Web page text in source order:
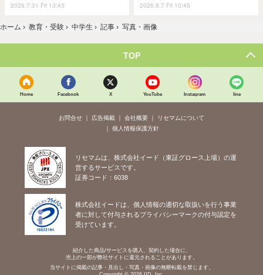
2026.7.31 Fri 13:45 2026.8.7 Fri 10:45
ホーム › 教育・受験 › 中学生 › 記事 › 写真・画像
TOP
Home Facebook X YouTube Instagram line
お問合せ 広告掲載 会社概要
リセマムについて
個人情報保護方針
リセマムは、株式会社イード（東証グロース上場）の運
営するサービスです。
証券コード：6038
株式会社イードは、個人情報の適切な取扱いを行う事業
者に対して付与されるプライバシーマークの付与認定を
受けています。
紹介した商品/サービスを購入、契約した場合に、
売上の一部が弊社サイトに還元されることがあります。
当サイトに掲載の記事・見出し・写真・画像の無断転載を禁じます。